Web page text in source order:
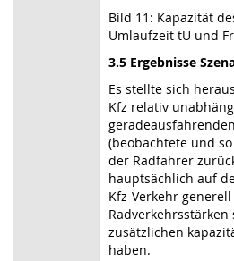
Bild 11: Kapazität
Umlaufzeit tU und
3.5 Ergebnisse
Es stellte sich
Kfz relativ
(beobachtete und
der Radfahrer
hauptsächlich auf
Kfz-Verkehr
zusätzlichen
haben.